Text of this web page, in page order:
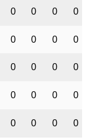
0 0 0 0
0 0 0 0
0 0 0 0
0 0 0 0
0 0 0 0